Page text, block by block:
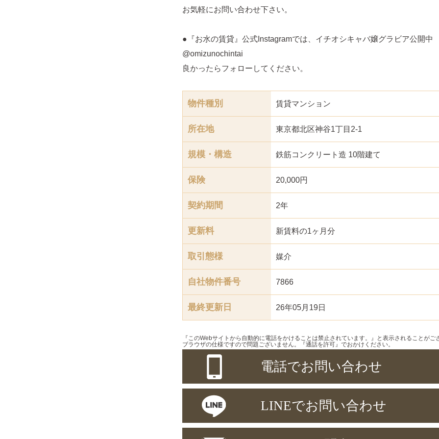
お気軽にお問い合わせ下さい。
●『お水の賃貸』公式Instagramでは、イチオシキャバ嬢グラビア公開中
@omizunochintai
良かったらフォローしてください。
物件種別 賃貸マンション
所在地 東京都北区神谷1丁目2‐1
規模・構造 鉄筋コンクリート造 10階建て
保険 20,000円
契約期間 2年
更新料 新賃料の1ヶ月分
取引態様 媒介
自社物件番号 7866
最終更新日 26年05月19日
『このWebサイトから自動的に電話をかけることは禁止されています。』と表示されることがご
ブラウザの仕様ですので問題ございません。『通話を許可』でおかけください。
電話でお問い合わせ
LINEでお問い合わせ